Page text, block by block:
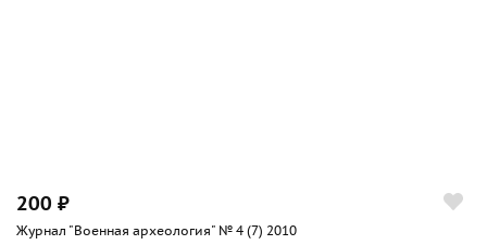
200 ₽
Журнал "Военная археология" № 4 (7) 2010